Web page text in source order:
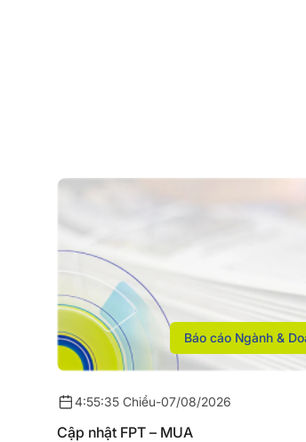
Báo cáo Ngành &
4:55:35 Chiều-07/08/2026
Cập nhật FPT – MUA